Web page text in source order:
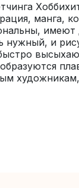
манга,
имеют
нужный, и